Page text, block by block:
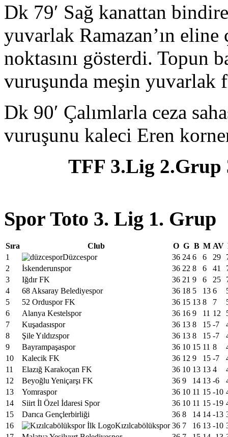
Dk 79′ Sağ kanattan
yuvarlak Ramazan’ın eline
noktasını gösterdi. Topun
vuruşunda meşin yuvarlak
Dk 90′ Çalımlarla ceza
vuruşunu kaleci Eren
TFF 3.Lig 2.Grup
Spor Toto 3. Lig 1. Grup
Sıra Club O G B M AV
1
Düzcespor 36 24 6 6 29
2
İskenderunspor 36 22 8 6 41
3
Iğdır FK 36 21 9 6 25
4
68 Aksaray Belediyespor 36 18 5 13 6
5
52 Orduspor FK 36 15 13 8 7
6
Alanya Kestelspor 36 16 9 11 12
7
Kuşadasıspor 36 13 8 15 -7
8
Şile Yıldızspor 36 13 8 15 -7
9
Bayrampaşaspor 36 10 15 11 8
10
Kalecik FK 36 12 9 15 -7
11
Elazığ Karakoçan FK 36 10 13 13 4
12
Beyoğlu Yeniçarşı FK 36 9 14 13 -6
13
Yomraspor 36 10 11 15 -10
14
Siirt İl Özel İdaresi Spor 36 10 11 15 -19
15
Darıca Gençlerbirliği 36 8 14 14 -13
16
Kızılcabölükspor 36 7 16 13 -10